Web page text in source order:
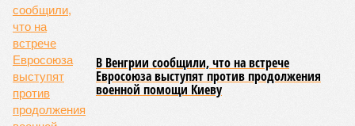
ЖК «Светлый мир «Станция Л»: та же группа компаний-
банкрот Seven Suns Development, та же
схема достройки через Capital Group осенью 2024 года, но
за прошедшие два года результатов, по словам дольщиков,
практически не видно. Поинформациииз профильных
порталов, первую очередь ЖК строители обещают сдать к
декабрю 2026 г., вторую – к марту 2028-го. Но никто при